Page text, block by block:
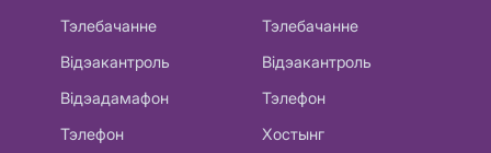
Тэлебачанне
Відэакантроль
Відэадамафон
Тэлефон
Тэлебачанне
Відэакантроль
Тэлефон
Хостынг